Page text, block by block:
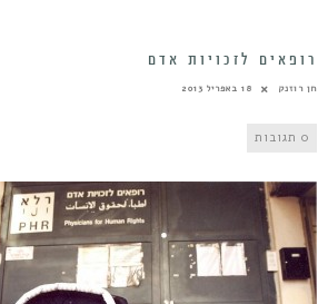
רופאים לזכויות אדם
חן רוזנק 18 באפריל 2013
0 תגובות